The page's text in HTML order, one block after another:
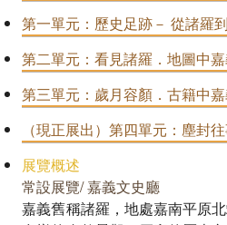
第一單元：歷史足跡－ 從諸羅
第二單元：看見諸羅．地圖中
第三單元：歲月容顏．古籍中
（現正展出）第四單元：塵封
展覽概述
常設展覽/ 嘉義文史廳
嘉義舊稱諸羅，地處嘉南平原